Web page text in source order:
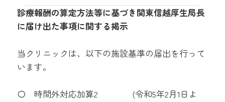
診療報酬の算定方法等に基づき関東信越厚生局長
に届け出た事項に関する掲示
当クリニックは、以下の施設基準の届出を行って
います。
〇 時間外対応加算2 (令和5年2月1日よ